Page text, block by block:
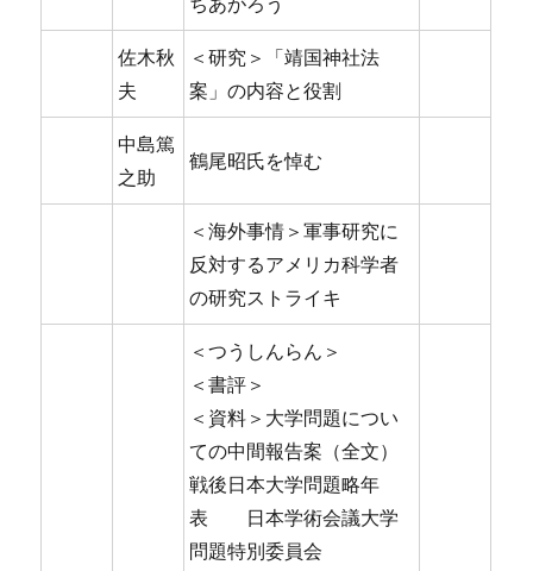
佐木秋
夫
＜研究＞「靖国神社法
案」の内容と役割
中島篤
之助
鶴尾昭氏を悼む
＜海外事情＞軍事研究に
反対するアメリカ科学者
の研究ストライキ
＜つうしんらん＞
＜書評＞
＜資料＞大学問題につい
ての中間報告案（全文）
戦後日本大学問題略年
表 日本学術会議大学
問題特別委員会